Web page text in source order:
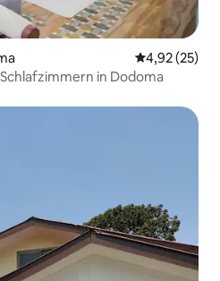
4,92 (25)
in Dodoma